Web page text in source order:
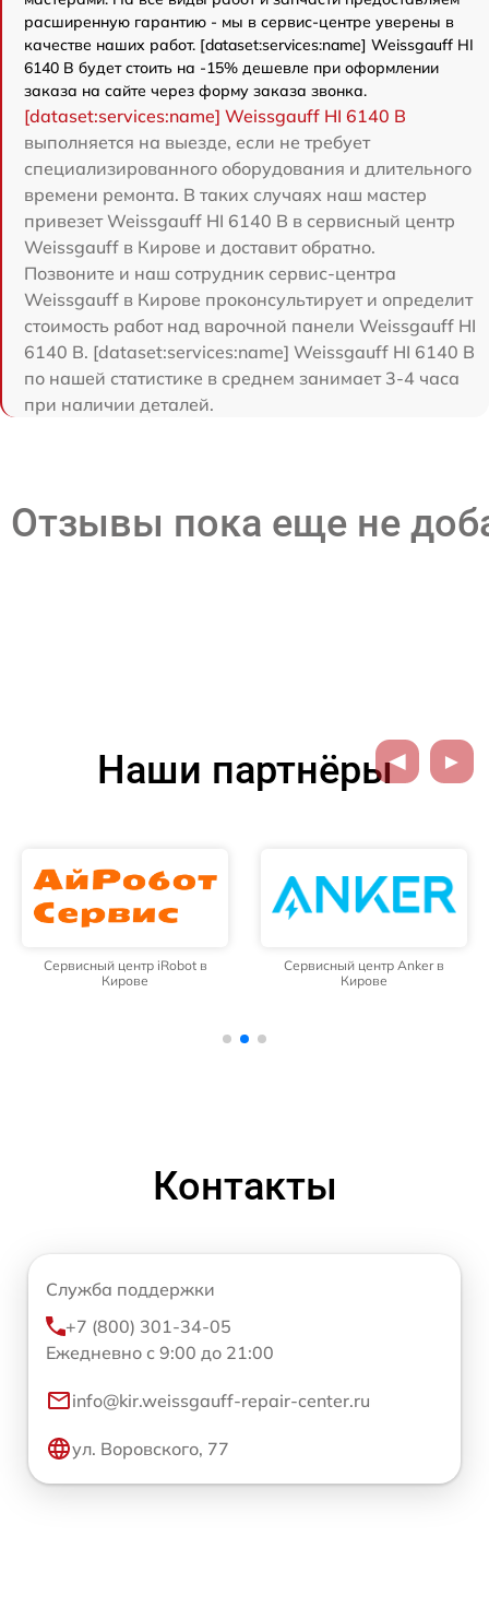
расширенную гарантию - мы в сервис-центре уверены в
качестве наших работ. [dataset:services:name] Weissgauff HI
6140 B будет стоить на -15% дешевле при оформлении
заказа на сайте через форму заказа звонка.
[dataset:services:name] Weissgauff HI 6140 B
выполняется на выезде, если не требует
специализированного оборудования и длительного
времени ремонта. В таких случаях наш мастер
привезет Weissgauff HI 6140 B в сервисный центр
Weissgauff в Кирове и доставит обратно.
Позвоните и наш сотрудник сервис-центра
Weissgauff в Кирове проконсультирует и определит
стоимость работ над варочной панели Weissgauff HI
6140 B. [dataset:services:name] Weissgauff HI 6140 B
по нашей статистике в среднем занимает 3-4 часа
при наличии деталей.
Отзывы пока еще не
Наши партнёры
Сервисный центр iRobot в
Кирове
Сервисный центр Anker в
Кирове
Контакты
Служба поддержки
+7 (800) 301-34-05
Ежедневно с 9:00 до 21:00
info@kir.weissgauff-repair-center.ru
ул. Воровского, 77